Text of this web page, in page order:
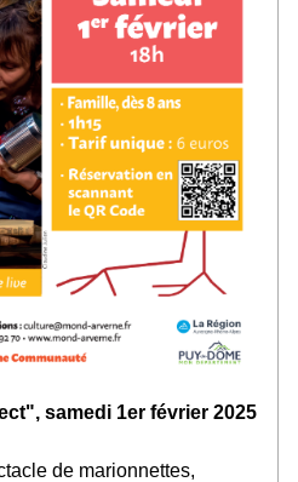
samedi 1er février 2025
de marionnettes,